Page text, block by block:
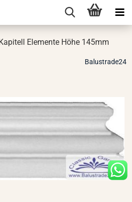
Ele­men­te Höhe 145mm
Balustrade24